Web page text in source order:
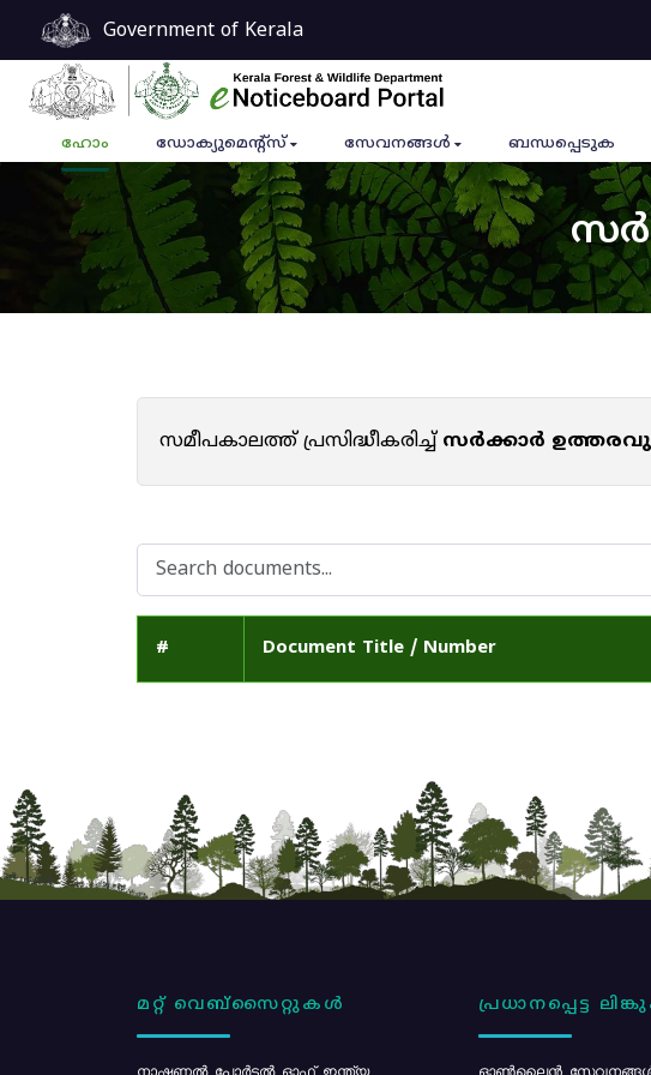
Government of Kerala
ഹോം ഡോക്യുമെൻ്റ്സ് സേവനങ്ങൾ ബന്ധപ്പെടുക
സമീപകാലത്ത് പ്രസിദ്ധീകരിച്ച്സർക്കാർ
# Document Title / Number
മറ്റ് വെബ്സൈറ്റുകൾ
നാഷണൽ പോർട്ടൽ ഓഫ് ഇന്ത്യ
പ്രധാനപ്പെട്ട
ഓൺലൈൻ